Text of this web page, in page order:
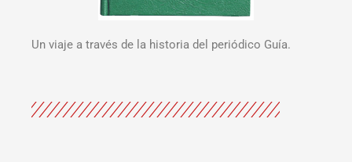
Un viaje a través de la historia del periódico Guía.